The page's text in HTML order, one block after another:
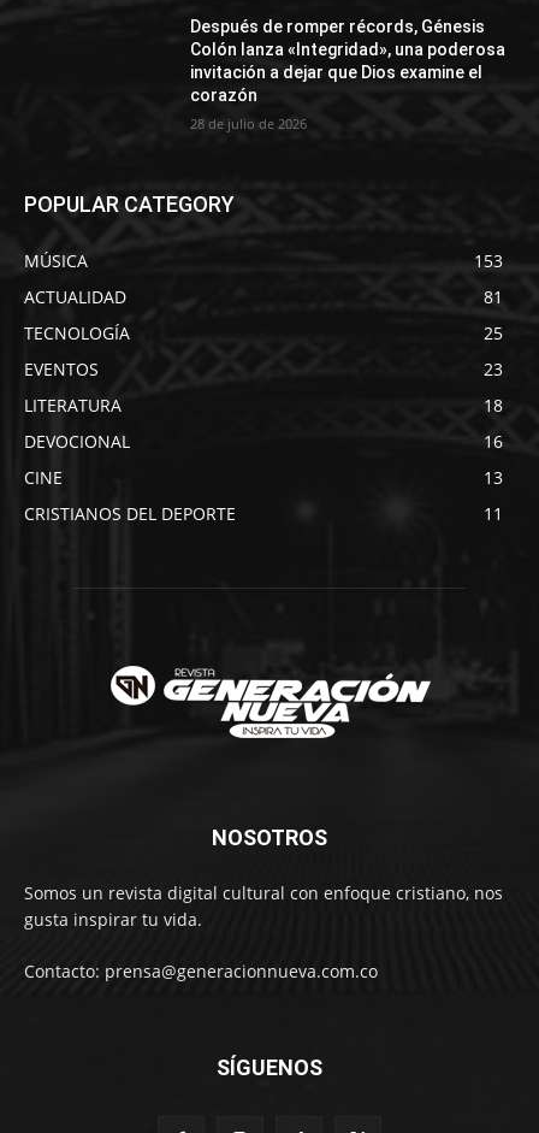
Después de romper récords, Génesis
Colón lanza «Integridad», una poderosa
invitación a dejar que Dios examine el
corazón
28 de julio de 2026
POPULAR CATEGORY
MÚSICA
153
ACTUALIDAD
81
TECNOLOGÍA
25
EVENTOS
23
LITERATURA
18
DEVOCIONAL
16
CINE
13
CRISTIANOS DEL DEPORTE
11
NOSOTROS
Somos un revista digital cultural con enfoque cristiano, nos
gusta inspirar tu vida.
Contacto: prensa@generacionnueva.com.co
SÍGUENOS